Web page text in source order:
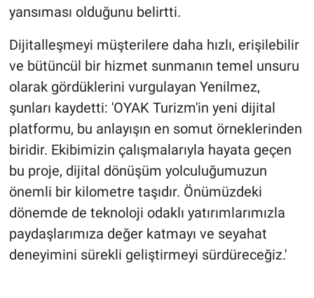
yansıması olduğunu belirtti.
Dijitalleşmeyi müşterilere daha hızlı, erişilebilir
ve bütüncül bir hizmet sunmanın temel unsuru
olarak gördüklerini vurgulayan Yenilmez,
şunları kaydetti: 'OYAK Turizm'in yeni dijital
platformu, bu anlayışın en somut örneklerinden
biridir. Ekibimizin çalışmalarıyla hayata geçen
bu proje, dijital dönüşüm yolculuğumuzun
önemli bir kilometre taşıdır. Önümüzdeki
dönemde de teknoloji odaklı yatırımlarımızla
paydaşlarımıza değer katmayı ve seyahat
deneyimini sürekli geliştirmeyi sürdüreceğiz.'